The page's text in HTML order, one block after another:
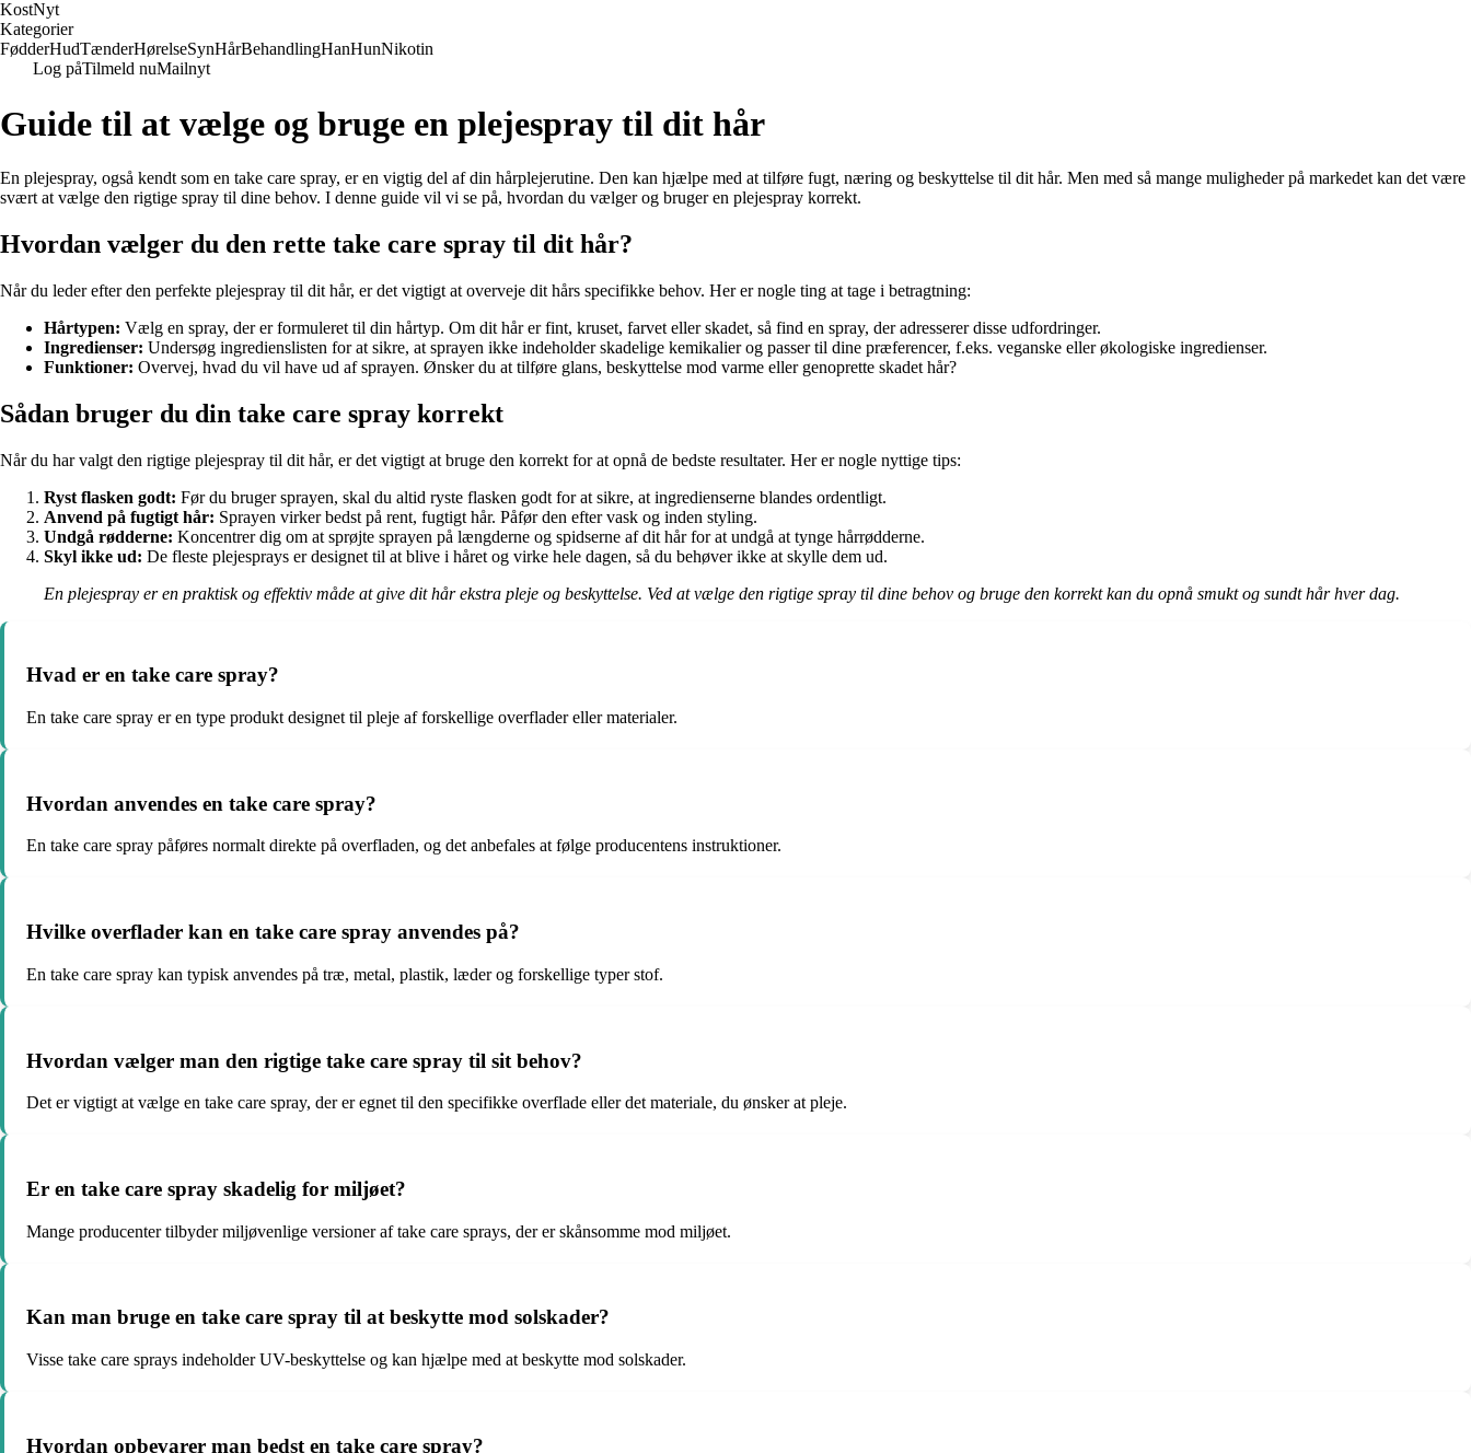
KostNyt
Kategorier
FødderHudTænderHørelseSynHårBehandlingHanHunNikotin
Log påTilmeld nuMailnyt
Guide til at vælge og bruge en plejespray til dit hår
En plejespray, også kendt som en take care spray, er en vigtig del af din hårplejerutine. Den kan hjælpe med at tilføre fugt, næring og beskyttelse til dit hår. Men med så mange muligheder på markedet kan det være
svært at vælge den rigtige spray til dine behov. I denne guide vil vi se på, hvordan du vælger og bruger en plejespray korrekt.
Hvordan vælger du den rette take care spray til dit hår?
Når du leder efter den perfekte plejespray til dit hår, er det vigtigt at overveje dit hårs specifikke behov. Her er nogle ting at tage i betragtning:
Hårtypen: Vælg en spray, der er formuleret til din hårtyp. Om dit hår er fint, kruset, farvet eller skadet, så find en spray, der adresserer disse udfordringer.
Ingredienser: Undersøg ingredienslisten for at sikre, at sprayen ikke indeholder skadelige kemikalier og passer til dine præferencer, f.eks. veganske eller økologiske ingredienser.
Funktioner: Overvej, hvad du vil have ud af sprayen. Ønsker du at tilføre glans, beskyttelse mod varme eller genoprette skadet hår?
Sådan bruger du din take care spray korrekt
Når du har valgt den rigtige plejespray til dit hår, er det vigtigt at bruge den korrekt for at opnå de bedste resultater. Her er nogle nyttige tips:
Ryst flasken godt: Før du bruger sprayen, skal du altid ryste flasken godt for at sikre, at ingredienserne blandes ordentligt.
Anvend på fugtigt hår: Sprayen virker bedst på rent, fugtigt hår. Påfør den efter vask og inden styling.
Undgå rødderne: Koncentrer dig om at sprøjte sprayen på længderne og spidserne af dit hår for at undgå at tynge hårrødderne.
Skyl ikke ud: De fleste plejesprays er designet til at blive i håret og virke hele dagen, så du behøver ikke at skylle dem ud.
En plejespray er en praktisk og effektiv måde at give dit hår ekstra pleje og beskyttelse. Ved at vælge den rigtige spray til dine behov og bruge den korrekt kan du opnå smukt og sundt hår hver dag.
Hvad er en take care spray?
En take care spray er en type produkt designet til pleje af forskellige overflader eller materialer.
Hvordan anvendes en take care spray?
En take care spray påføres normalt direkte på overfladen, og det anbefales at følge producentens instruktioner.
Hvilke overflader kan en take care spray anvendes på?
En take care spray kan typisk anvendes på træ, metal, plastik, læder og forskellige typer stof.
Hvordan vælger man den rigtige take care spray til sit behov?
Det er vigtigt at vælge en take care spray, der er egnet til den specifikke overflade eller det materiale, du ønsker at pleje.
Er en take care spray skadelig for miljøet?
Mange producenter tilbyder miljøvenlige versioner af take care sprays, der er skånsomme mod miljøet.
Kan man bruge en take care spray til at beskytte mod solskader?
Visse take care sprays indeholder UV-beskyttelse og kan hjælpe med at beskytte mod solskader.
Hvordan opbevarer man bedst en take care spray?